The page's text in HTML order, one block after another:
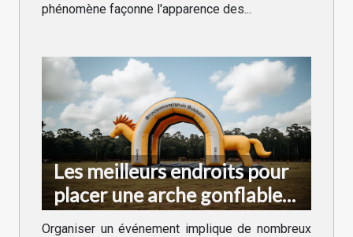
phénomène façonne l'apparence des...
Les meilleurs endroits pour
placer une arche gonflable
lors d'un événement
Organiser un événement implique de nombreux